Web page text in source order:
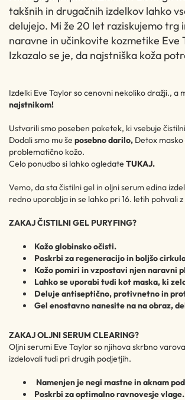
takšnih in drugačnih izdelkov lahko
delujejo. Mi že 20 let raziskujemo trg
naravne in učinkovite kozmetike Eve
Izkazalo se je, da najstniška koža
Izdelki Eve Taylor so cenovni nekoliko dražji., a
najstnikom!
Ustvarili smo poseben paketek, ki vsebuje
Dodali smo mu še posebno darilo, Detox
problematično kožo.
Celo ponudbo si lahko ogledate TUKAJ.
Vemo, da sta čistilni gel in oljni serum edina
redno uporablja in se lahko pri 16. letih pohvali
ZAKAJ ČISTILNI GEL PURYFING?
Kožo globinsko očisti.
Poskrbi za regeneracijo in boljšo
Kožo pomiri in vzpostavi njen naravni
Lahko se uporabi tudi kot maska, ki
Deluje antiseptično, protivnetno in
Gel enostavno nanesite na na obraz,
ZAKAJ OLJNI SERUM CLEARING?
Oljni serumi Eve Taylor so njihova skrbno
izdelovali tudi pri drugih podjetjih.
Namenjen je negi mastne in aknam
Poskrbi za optimalno ravnovesje vlage.